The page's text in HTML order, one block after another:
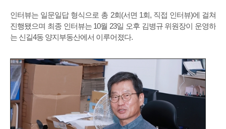
인터뷰는 일문일답 형식으로 총 2회(서면 1회, 직접 인터뷰)에 걸쳐
진행됐으며 최종 인터뷰는 10월 23일 오후 김병규 위원장이 운영하
는 신길4동 양지부동산에서 이루어졌다.